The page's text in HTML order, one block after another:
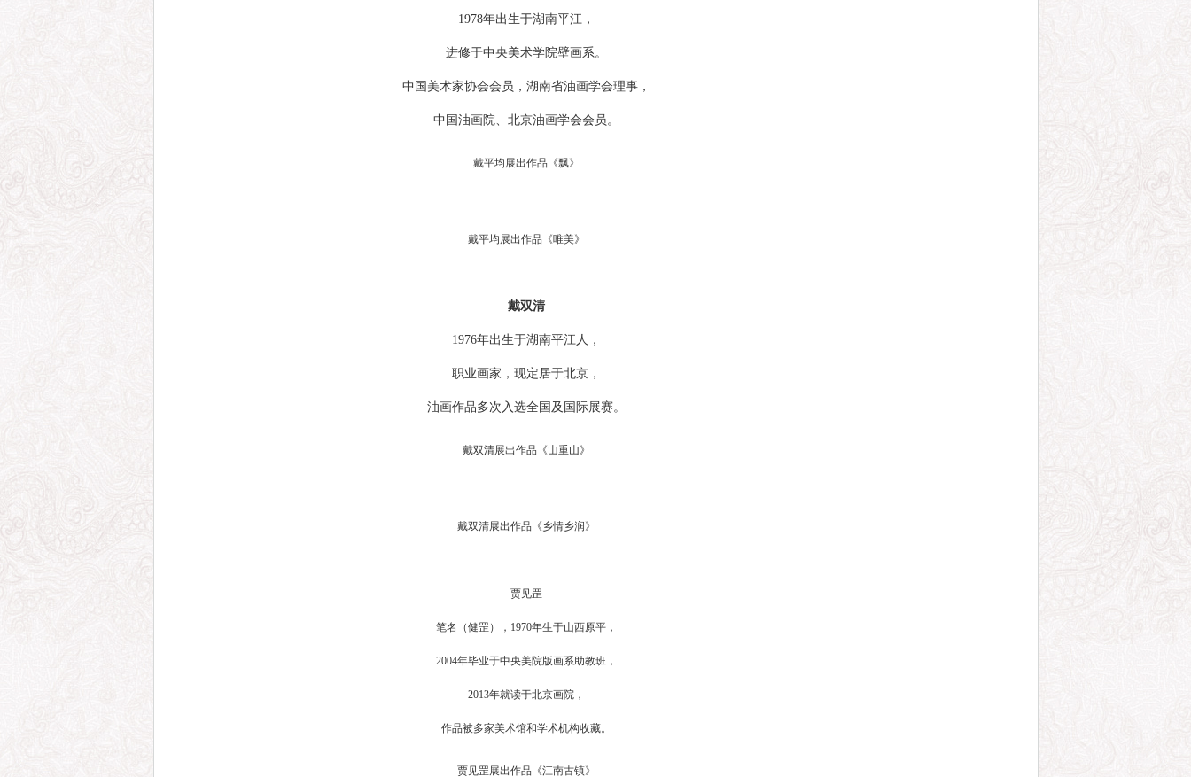
1978年出生于湖南平江，
进修于中央美术学院壁画系。
中国美术家协会会员，湖南省油画学会理事，
中国油画院、北京油画学会会员。
戴平均展出作品《飘》
戴平均展出作品《唯美》
戴双清
1976年出生于湖南平江人，
职业画家， 现定居于北京，
油画作品多次入选全国及国际展赛。
戴双清展出作品《山重山》
戴双清展出作品《乡情乡润》
贾见罡
笔名（健罡），1970年生于山西原平，
2004年毕业于中央美院版画系助教班，
2013年就读于北京画院，
作品被多家美术馆和学术机构收藏。
贾见罡展出作品《江南古镇》